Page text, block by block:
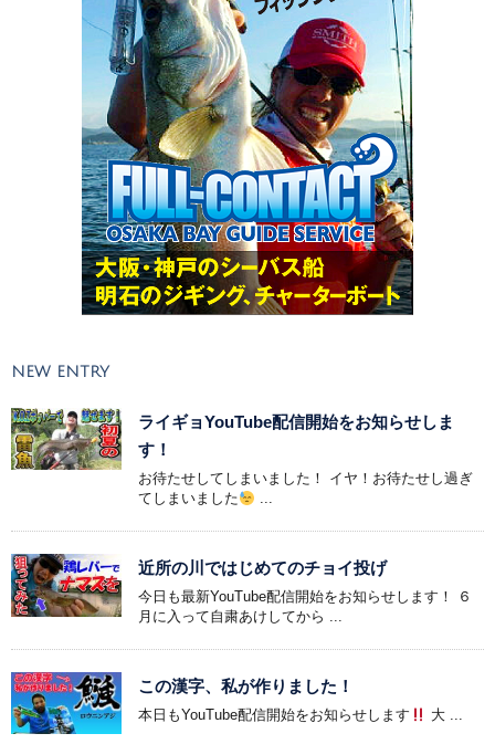
NEW ENTRY
ライギョYouTube配信開始をお知らせしま
す！
お待たせしてしまいました！ イヤ！お待たせし過ぎ
てしまいました
...
近所の川ではじめてのチョイ投げ
今日も最新YouTube配信開始をお知らせします！ ６
月に入って自粛あけしてから ...
この漢字、私が作りました！
本日もYouTube配信開始をお知らせします 大 ...